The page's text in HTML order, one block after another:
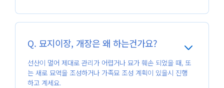
Q. 묘지이장, 개장은 왜 하는건가요?
선산이 멀어 제대로 관리가 어렵거나 묘가 훼손 되었을 때, 또
는 새로 묘역을 조성하거나 가족묘 조성 계획이 있을시 진행
하고 계세요.